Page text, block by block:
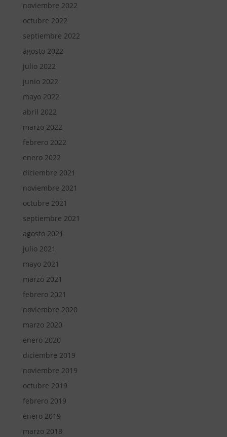
noviembre 2022
octubre 2022
septiembre 2022
agosto 2022
julio 2022
junio 2022
mayo 2022
abril 2022
marzo 2022
febrero 2022
enero 2022
diciembre 2021
noviembre 2021
octubre 2021
septiembre 2021
agosto 2021
julio 2021
mayo 2021
marzo 2021
febrero 2021
noviembre 2020
marzo 2020
enero 2020
diciembre 2019
noviembre 2019
octubre 2019
febrero 2019
enero 2019
marzo 2018